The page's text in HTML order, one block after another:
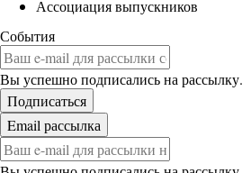
Ассоциация выпускников
События
Вы успешно подписались на рассылку.